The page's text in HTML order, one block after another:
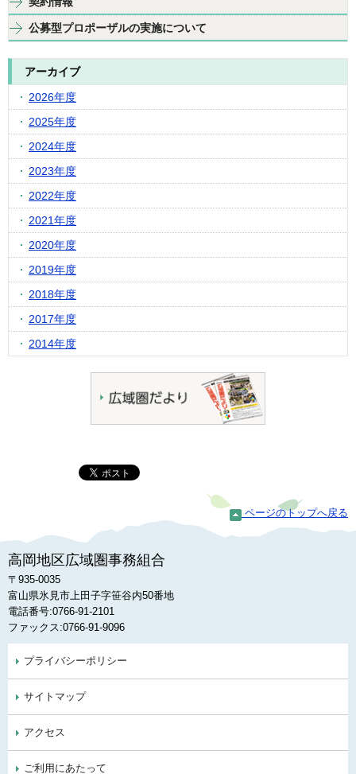
公募型プロポーザルの実施について
アーカイブ
2026年度
2025年度
2024年度
2023年度
2022年度
2021年度
2020年度
2019年度
2018年度
2017年度
2014年度
ページのトップへ戻る
高岡地区広域圏事務組合
〒935-0035
富山県氷見市上田子字笹谷内50番地
電話番号:0766-91-2101
ファックス:0766-91-9096
プライバシーポリシー
サイトマップ
アクセス
ご利用にあたって